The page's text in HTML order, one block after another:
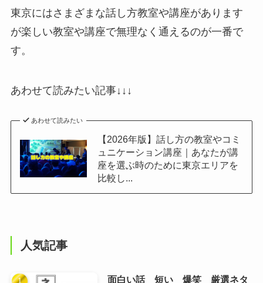
東京にはさまざまな話し方教室や講座があります
が楽しい教室や講座で無理なく通えるのが一番で
す。
あわせて読みたい記事↓↓↓
あわせて読みたい
【2026年版】話し方の教室やコミ
ュニケーション講座｜あなたが講
座を選ぶ時のために東京エリアを
比較し...
人気記事
面白い話 短い 爆笑 厳選ネタ